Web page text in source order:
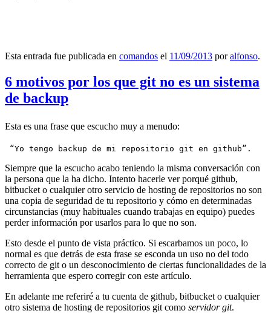
Esta entrada fue publicada en comandos el 11/09/2013 poralfonso.
6 motivos por los que git no es un sistema
de backup
Esta es una frase que escucho muy a menudo:
“Yo tengo backup de mi repositorio git en github”.
Siempre que la escucho acabo teniendo la misma conversación con
la persona que la ha dicho. Intento hacerle ver porqué github,
bitbucket o cualquier otro servicio de hosting de repositorios no son
una copia de seguridad de tu repositorio y cómo en determinadas
circunstancias (muy habituales cuando trabajas en equipo) puedes
perder información por usarlos para lo que no son.
Esto desde el punto de vista práctico. Si escarbamos un poco, lo
normal es que detrás de esta frase se esconda un uso no del todo
correcto de git o un desconocimiento de ciertas funcionalidades de la
herramienta que espero corregir con este artículo.
En adelante me referiré a tu cuenta de github, bitbucket o cualquier
otro sistema de hosting de repositorios git como servidor git.